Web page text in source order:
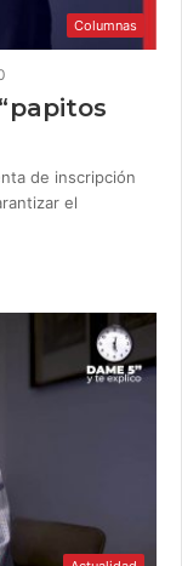
Columnas
de inscripción
el